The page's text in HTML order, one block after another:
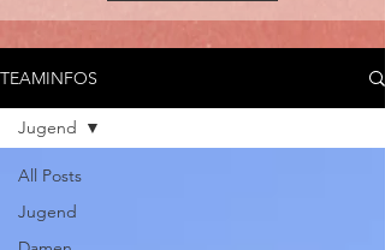
TEAMINFOS
All Posts
Jugend
Jugend